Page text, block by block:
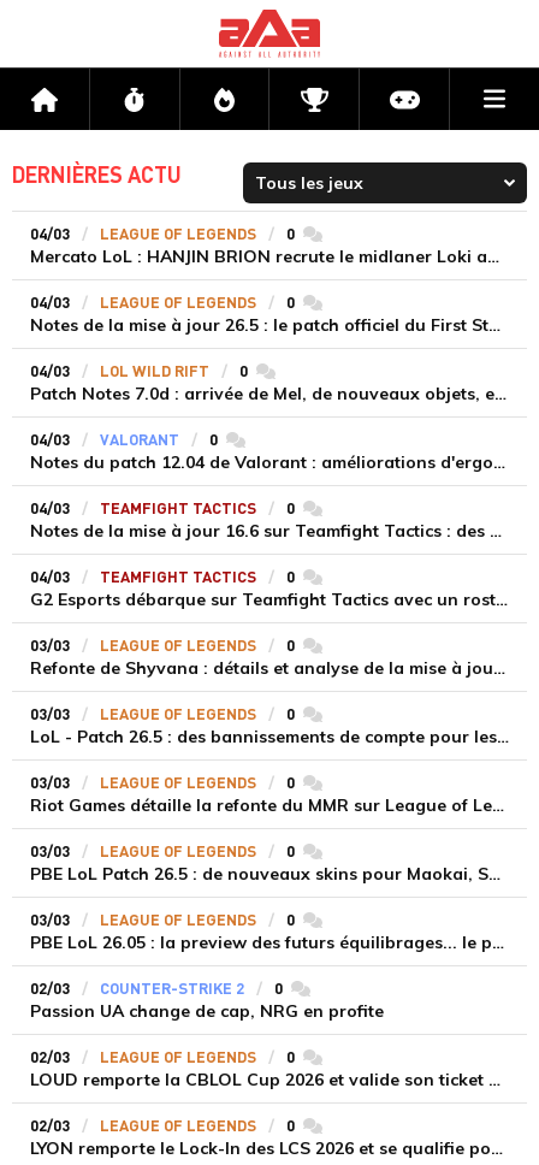
Accueil Flux Directs CompétitionsActu jeux
DERNIÈRES ACTU
04/03 LEAGUE OF LEGENDS 0 commentaires
Mercato LoL : HANJIN BRION recrute le midlaner Loki après une LCK Cup décevante
04/03 LEAGUE OF LEGENDS 0 commentaires
Notes de la mise à jour 26.5 : le patch officiel du First Stand
04/03 LOL WILD RIFT 0 commentaires
Patch Notes 7.0d : arrivée de Mel, de nouveaux objets, et quelques ajustements
04/03 VALORANT 0 commentaires
Notes du patch 12.04 de Valorant : améliorations d'ergonomie
04/03 TEAMFIGHT TACTICS 0 commentaires
Notes de la mise à jour 16.6 sur Teamfight Tactics : des changements majeurs à l’accès aux Déblocages
04/03 TEAMFIGHT TACTICS 0 commentaires
G2 Esports débarque sur Teamfight Tactics avec un roster 100 % français
03/03 LEAGUE OF LEGENDS 0 commentaires
Refonte de Shyvana : détails et analyse de la mise à jour prévue pour le patch 26.6
03/03 LEAGUE OF LEGENDS 0 commentaires
LoL - Patch 26.5 : des bannissements de compte pour les propos injurieux dans le chat
03/03 LEAGUE OF LEGENDS 0 commentaires
Riot Games détaille la refonte du MMR sur League of Legends : Rangs Fer, Diamant et ajustements des LP
03/03 LEAGUE OF LEGENDS 0 commentaires
PBE LoL Patch 26.5 : de nouveaux skins pour Maokai, Sona et Xerath
03/03 LEAGUE OF LEGENDS 0 commentaires
PBE LoL 26.05 : la preview des futurs équilibrages... le patch du First Stand
02/03 COUNTER-STRIKE 2 0 commentaires
Passion UA change de cap, NRG en profite
02/03 LEAGUE OF LEGENDS 0 commentaires
LOUD remporte la CBLOL Cup 2026 et valide son ticket pour le First Stand 2026
02/03 LEAGUE OF LEGENDS 0 commentaires
LYON remporte le Lock-In des LCS 2026 et se qualifie pour le First Stand